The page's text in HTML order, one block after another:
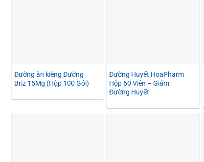
Đường ăn kiêng Đường
Briz 15Mg (Hộp 100 Gói)
Đường Huyết HoaPharm
Hộp 60 Viên – Giảm
Đường Huyết